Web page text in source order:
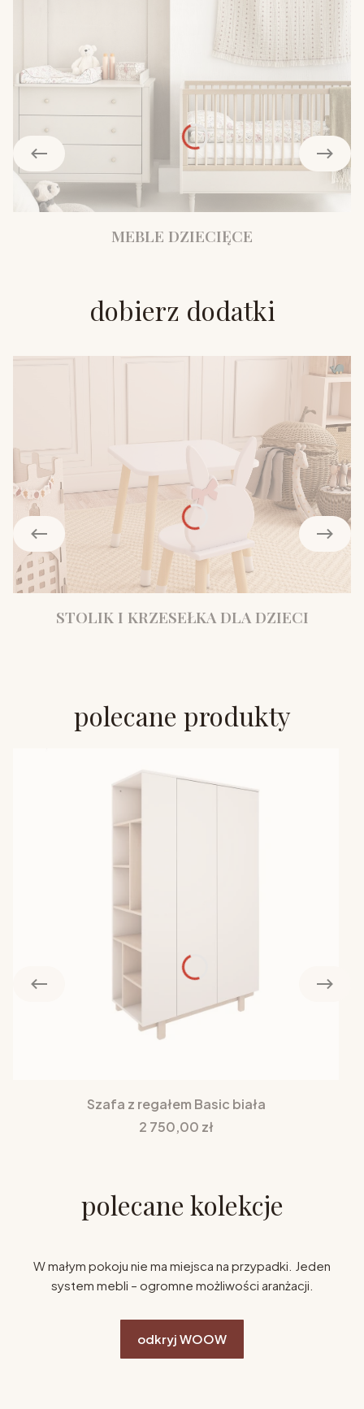
MEBLE DZIECIĘCE
dobierz dodatki
STOLIK I KRZESEŁKA DLA DZIECI
polecane produkty
Szafa z regałem Basic biała
Cena
2 750,00 zł
polecane kolekcje
W małym pokoju nie ma miejsca na przypadki. Jeden
system mebli – ogromne możliwości aranżacji.
odkryj WOOW